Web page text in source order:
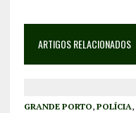
ARTIGOS RELACIONADOS
GRANDE PORTO, POLÍCIA,